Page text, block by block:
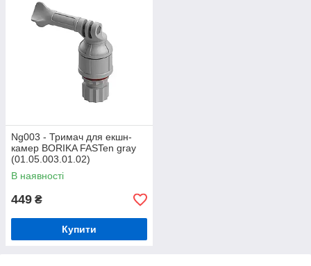
Ng003 - Тримач для екшн-
камер BORIKA FASTen gray
(01.05.003.01.02)
В наявності
449 ₴
Купити